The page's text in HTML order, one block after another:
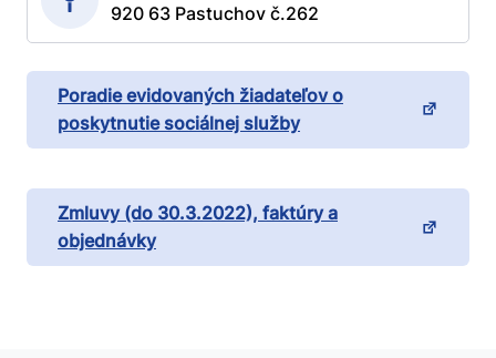
920 63 Pastuchov č.262
Poradie evidovaných žiadateľov o
poskytnutie sociálnej služby
Zmluvy (do 30.3.2022), faktúry a
objednávky